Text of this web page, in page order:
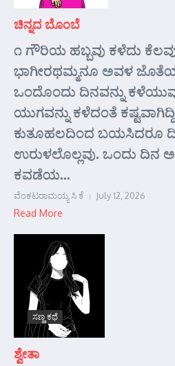
ಚಿನ್ನದ ಬೊಂಬೆ
೧ ಗೌರಿಯ ಹಬ್ಬವು ಕಳೆದು ಕೆಲವು
ಭಾಗೀರಥಮ್ಮನೂ ಅವಳ
ಒಂದೊಂದು ದಿನವನ್ನು
ಯುಗವನ್ನು ಕಳೆದಂತೆ
ಕುತೂಹಲದಿಂದ ಬಯಸಿದರೂ
ಉರುಳಲೊಲ್ಲವು. ಒಂದು ದಿನ
ಕವಡೆಯ...
ವೆಂಕಟರಾಮಯ್ಯ ಸಿ ಕೆ July 12, 2026
Read More
ಸಣ್ಣ ಕಥೆ
ಶ್ವೇತಾ